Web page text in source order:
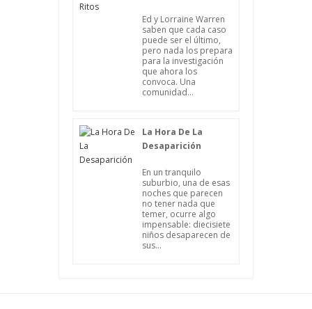
Ed y Lorraine Warren
saben que cada caso
puede ser el último,
pero nada los prepara
para la investigación
que ahora los
convoca. Una
comunidad...
La Hora De La
Desaparición
En un tranquilo
suburbio, una de esas
noches que parecen
no tener nada que
temer, ocurre algo
impensable: diecisiete
niños desaparecen de
sus...